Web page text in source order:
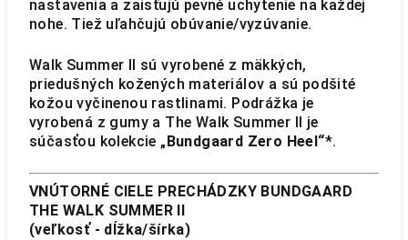
nastavenia a zaisťujú pevné uchytenie na každej
nohe. Tiež uľahčujú obúvanie/vyzúvanie.
Walk Summer II sú vyrobené z mäkkých,
priedušných kožených materiálov a sú podšité
kožou vyčinenou rastlinami. Podrážka je
vyrobená z gumy a The Walk Summer II je
súčasťou kolekcie „ Bundgaard Zero Heel“*.
VNÚTORNÉ CIELE PRECHÁDZKY BUNDGAARD
THE WALK SUMMER II
(veľkosť - dĺžka/šírka)